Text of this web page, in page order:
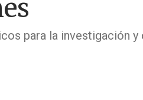
para la investigación y